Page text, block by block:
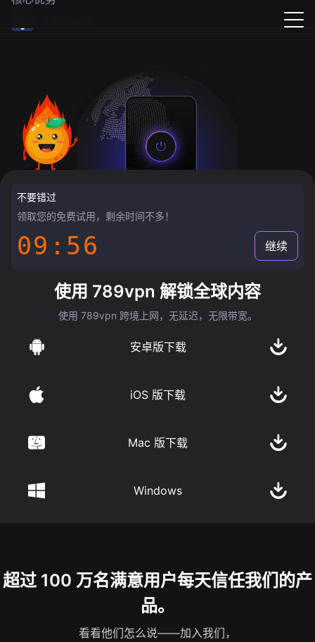
不要错过
领取您的免费试用，剩余时间不多！
09:55 继续
使用 789vpn 解锁全球内容
使用 789vpn 跨境上网，无延迟，无限带宽。
安卓版下载
iOS 版下载
Mac 版下载
Windows
超过 100 万名满意用户每天信任我们的产
品。
看看他们怎么说——加入我们，